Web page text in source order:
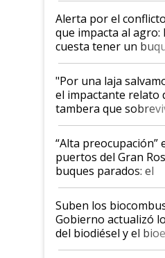
desregulación
Alerta por el
que impacta al agro:
cuesta tener un
y el peligro de que
pase a ser "país sucio"
"Por una laja
el impactante relato
tambera que
tornado
“Alta preocupación”
puertos del Gran
buques parados: el
funcionamiento de
exportadoras en
la medida de fuerza
prácticos
Suben los
Gobierno actualizó
del biodiésel y el